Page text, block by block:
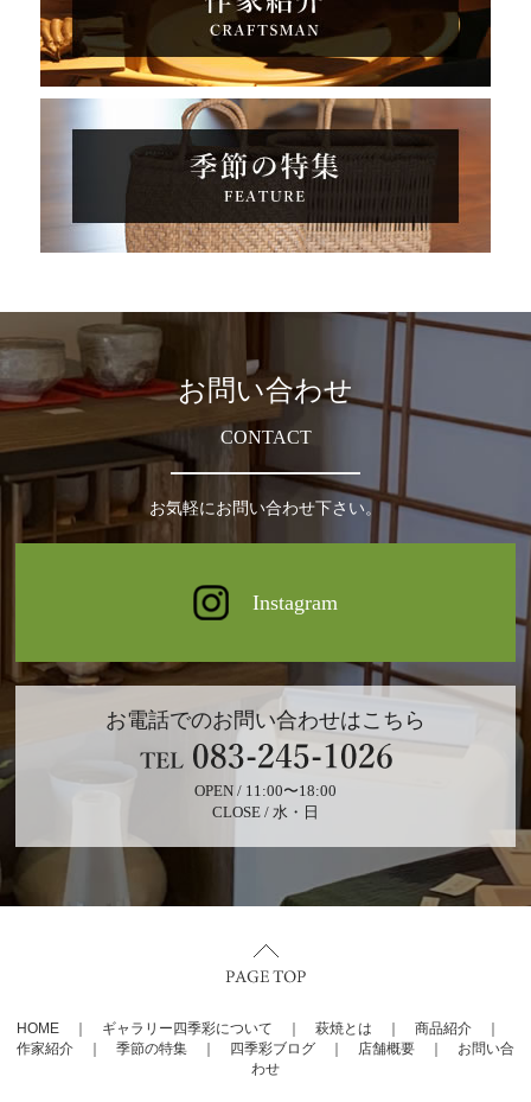
お問い合わせ
CONTACT
お気軽にお問い合わせ下さい。
Instagram
お電話でのお問い合わせはこちら
OPEN / 11:00〜18:00
CLOSE / 水・日
HOME ギャラリー四季彩について 萩焼とは 商品紹介
作家紹介
季節の特集 四季彩ブログ 店舗概要
お問い合
わせ